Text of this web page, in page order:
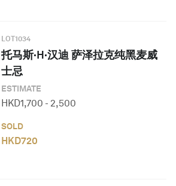
LOT1034
托马斯·H·汉迪 萨泽拉克纯黑麦威
士忌
ESTIMATE
HKD1,700 - 2,500
SOLD
HKD720